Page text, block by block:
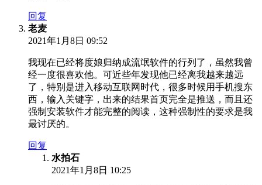
回复
老麦
2021年1月8日 09:52
我现在已经将度娘归纳成流氓软件的行列了，虽然我曾
经一度很喜欢他。可近些年发现他已经离我越来越远
了，特别是进入移动互联网时代，很多时候用手机搜东
西，输入关键字，出来的结果首页完全是推送，而且还
强制安装软件才能完整的阅读，这种强制性的要求是我
最讨厌的。
回复
水拍石
2021年1月8日 10:25